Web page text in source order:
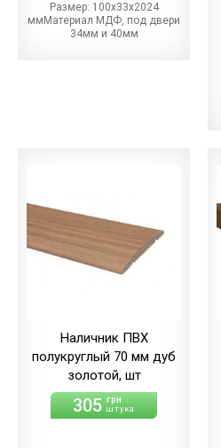
Размер: 100х33х2024
ммМатериал МДФ, под двери
34мм и 40мм
Наличник ПВХ
полукруглый 70 мм дуб
золотой, шт
305 грн
штука